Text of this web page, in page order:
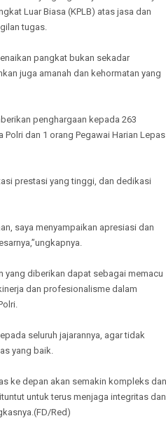
Luar Biasa (KPLB) atas jasa dan
tugas.
pangkat bukan sekadar
juga amanah dan kehormatan yang
penghargaan kepada 263
dan 1 orang Pegawai Harian Lepas
prestasi yang tinggi, dan dedikasi
saya menyampaikan apresiasi dan
yang diberikan dapat sebagai memacu
dan profesionalisme dalam
seluruh jajarannya, agar tidak
yang baik.
ke depan akan semakin kompleks dan
untuk terus menjaga integritas dan
Red)